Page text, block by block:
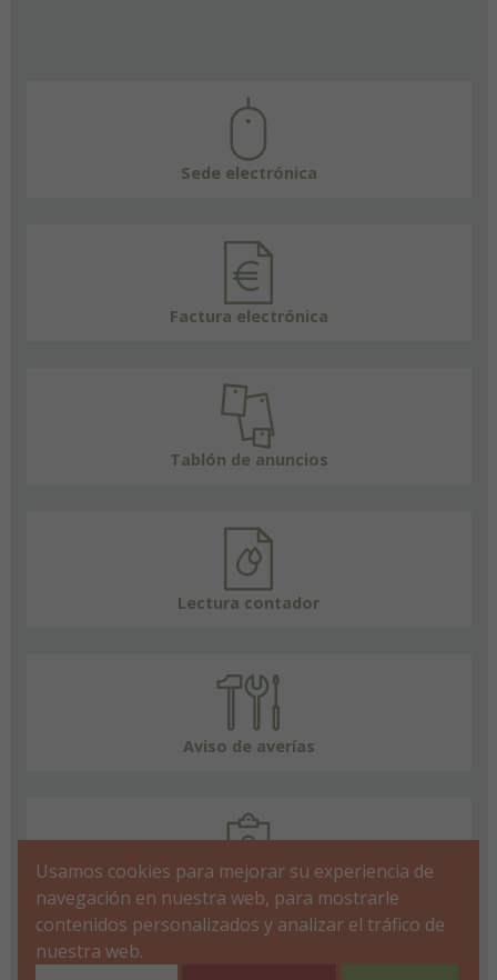
Sede electrónica
Factura electrónica
Tablón de anuncios
Lectura contador
Aviso de averías
FAQs
Usamos cookies para mejorar su experiencia de
navegación en nuestra web, para mostrarle
contenidos personalizados y analizar el tráfico de
nuestra web.